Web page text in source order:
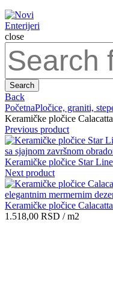
close
for:
Search
Back
PočetnaPločice, graniti,
Keramičke pločice
Previous product
Keramičke pločice Star
Next product
Keramičke pločice
1.518,00 RSD / m2